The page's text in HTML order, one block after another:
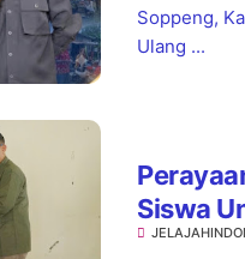
Soppeng,
Ulang ...
Siswa
Jaksel